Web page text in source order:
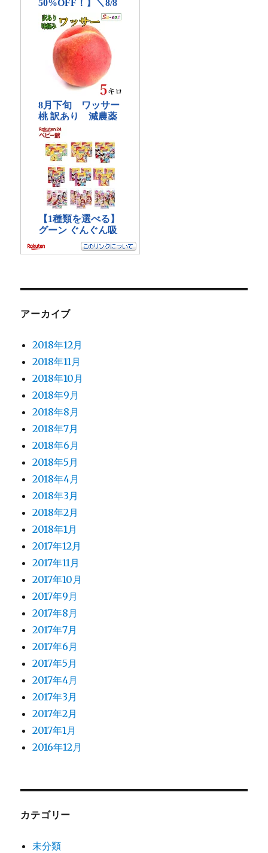
アーカイブ
2018年12月
2018年11月
2018年10月
2018年9月
2018年8月
2018年7月
2018年6月
2018年5月
2018年4月
2018年3月
2018年2月
2018年1月
2017年12月
2017年11月
2017年10月
2017年9月
2017年8月
2017年7月
2017年6月
2017年5月
2017年4月
2017年3月
2017年2月
2017年1月
2016年12月
カテゴリー
未分類